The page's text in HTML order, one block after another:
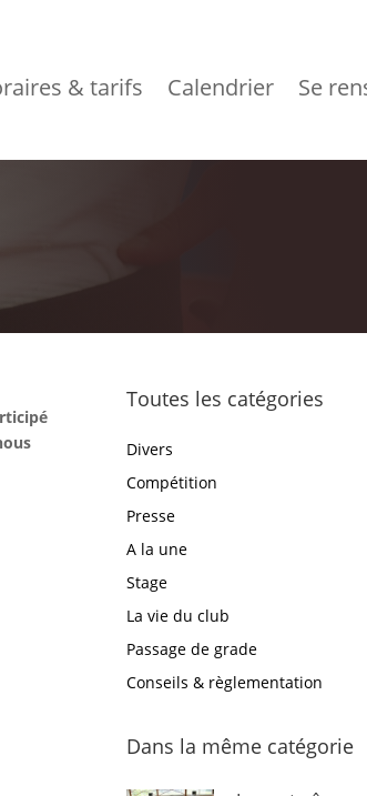
& tarifs Calendrier Se
Toutes les catégories
Divers
Compétition
Presse
A la une
Stage
La vie du club
Passage de grade
Conseils & règlementation
Dans la même catégorie